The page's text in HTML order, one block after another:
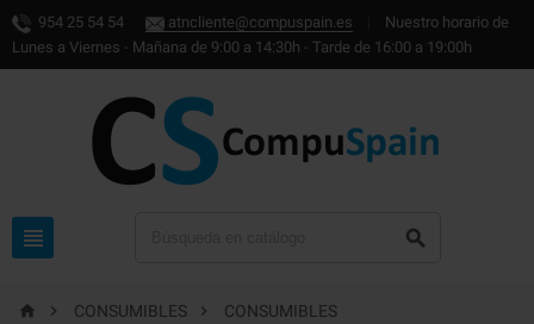
954 25 54 54 atncliente@compuspain.es
Nuestro horario de
Lunes a Viernes - Mañana de 9:00 a 14:30h - Tarde de 16:00 a 19:00h
 
  CONSUMIBLES 
CONSUMIBLES